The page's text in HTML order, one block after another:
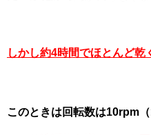
しかし約4時間でほとんど乾
このときは回転数は10rpm（